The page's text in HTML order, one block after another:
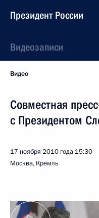
Президент России
Видеозаписи
Видео
Совместная
с Президентом
17 ноября 2010 года 15:30
Москва, Кремль